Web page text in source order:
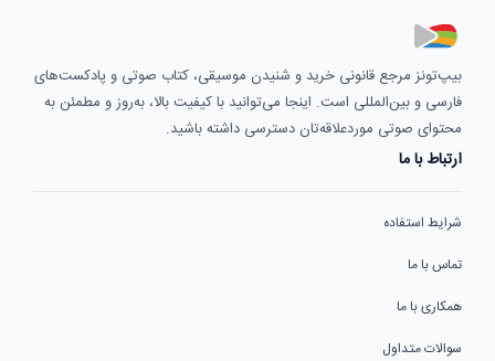
بیپ‌تونز مرجع قانونی خرید و شنیدن موسیقی، کتاب صوتی و پادکست‌های
فارسی و بین‌المللی است. اینجا می‌توانید با کیفیت بالا، به‌روز و مطمئن به
محتوای صوتی موردعلاقه‌تان دسترسی داشته باشید.
ارتباط با ما
شرایط استفاده
تماس با ما
همکاری با ما
سوالات متداول